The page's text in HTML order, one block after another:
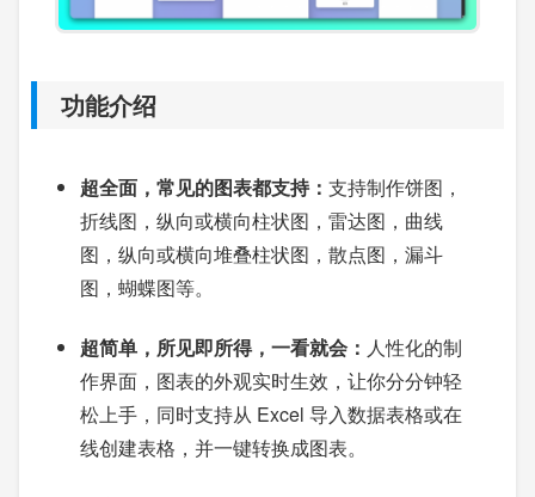
功能介绍
超全面，常见的图表都支持： 支持制作饼图，
折线图，纵向或横向柱状图，雷达图，曲线
图，纵向或横向堆叠柱状图，散点图，漏斗
图，蝴蝶图等。
超简单，所见即所得，一看就会： 人性化的制
作界面，图表的外观实时生效，让你分分钟轻
松上手，同时支持从 Excel 导入数据表格或在
线创建表格，并一键转换成图表。